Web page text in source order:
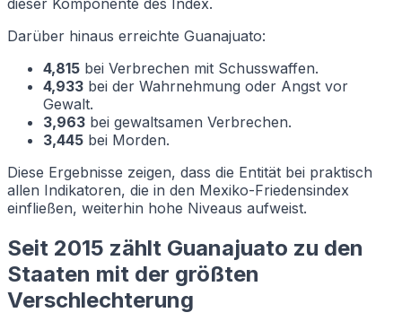
dieser Komponente des Index.
Darüber hinaus erreichte Guanajuato:
4,815 bei Verbrechen mit Schusswaffen.
4,933 bei der Wahrnehmung oder Angst vor
Gewalt.
3,963 bei gewaltsamen Verbrechen.
3,445 bei Morden.
Diese Ergebnisse zeigen, dass die Entität bei praktisch
allen Indikatoren, die in den Mexiko-Friedensindex
einfließen, weiterhin hohe Niveaus aufweist.
Seit 2015 zählt Guanajuato zu den
Staaten mit der größten
Verschlechterung